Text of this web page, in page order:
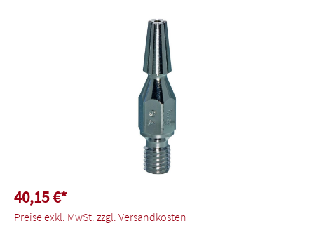
Bildergalerie überspringen
40,15 €*
Preise exkl. MwSt. zzgl. Versandkosten